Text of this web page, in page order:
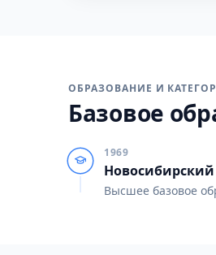
ОБРАЗОВАНИЕ И
Базовое
1969
Высшее базовое